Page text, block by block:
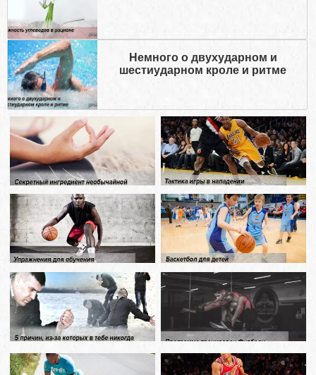
Немного о двухударном и
шестиударном кроле и ритме